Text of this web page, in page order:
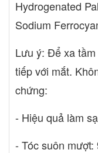
Hydrogenated
Sodium
Lưu ý: Để xa
tiếp với mắt.
chứng:
- Hiệu quả làm
- Tóc suôn mượt: